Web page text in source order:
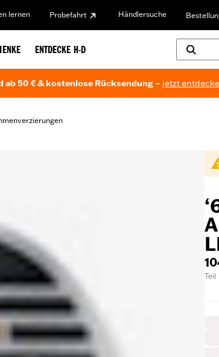
lernen Probefahrt Händlersuche
ENTDECKE H-D
ab 50 € & kostenlose Rücksendung – jetzt
Teil